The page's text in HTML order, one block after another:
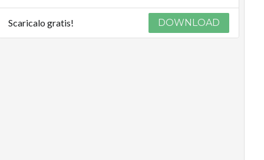
Scaricalo gratis! DOWNLOAD